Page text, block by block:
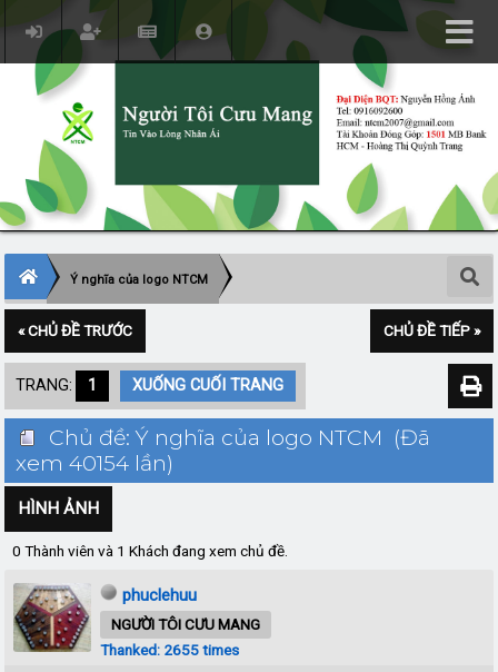
Ý nghĩa của logo NTCM
« CHỦ ĐỀ TRƯỚC CHỦ ĐỀ TIẾP »
TRANG: 1 XUỐNG CUỐI TRANG
Chủ đề: Ý nghĩa của logo NTCM (Đã
xem 40154 lần)
HÌNH ẢNH
0 Thành viên và 1 Khách đang xem chủ đề.
phuclehuu
NGƯỜI TÔI CƯU MANG
Thanked: 2655 times